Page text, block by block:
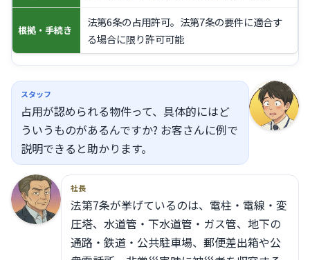
根拠・手続き
法第6条の占用許可。法第7条の要件に適合す
る場合に限り許可可能
スタッフ
占用が認められる物件って、具体的にはど
ういうものがあるんですか? お客さんに例で
説明できると助かります。
社長
法第7条が挙げているのは、電柱・電線・変
圧塔、水道管・下水道管・ガス管、地下の
通路・鉄道・公共駐車場、郵便差出箱や公